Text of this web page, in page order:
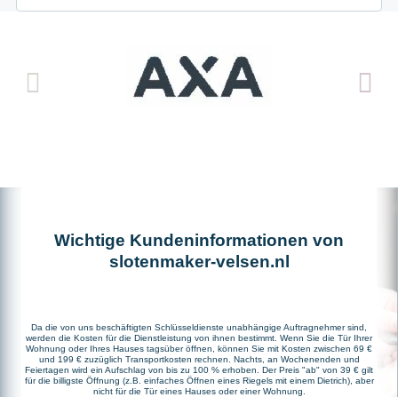
Wichtige Kundeninformationen von
slotenmaker-velsen.nl
Da die von uns beschäftigten Schlüsseldienste unabhängige Auftragnehmer sind,
werden die Kosten für die Dienstleistung von ihnen bestimmt. Wenn Sie die Tür Ihrer
Wohnung oder Ihres Hauses tagsüber öffnen, können Sie mit Kosten zwischen 69 €
und 199 € zuzüglich Transportkosten rechnen. Nachts, an Wochenenden und
Feiertagen wird ein Aufschlag von bis zu 100 % erhoben. Der Preis "ab" von 39 € gilt
für die billigste Öffnung (z.B. einfaches Öffnen eines Riegels mit einem Dietrich), aber
nicht für die Tür eines Hauses oder einer Wohnung.